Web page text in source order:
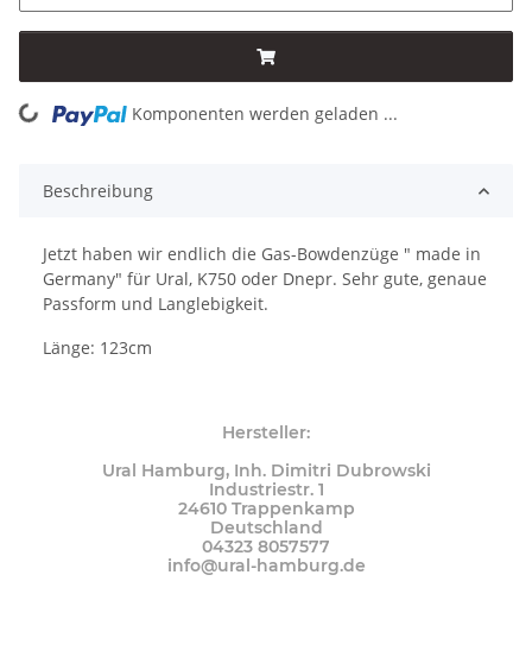
Loading... Komponenten werden geladen ...
Beschreibung
Jetzt haben wir endlich die Gas-Bowdenzüge " made in
Germany" für Ural, K750 oder Dnepr. Sehr gute, genaue
Passform und Langlebigkeit.
Länge: 123cm
Hersteller:
Ural Hamburg, Inh. Dimitri Dubrowski
Industriestr. 1
24610 Trappenkamp
Deutschland
04323 8057577
info@ural-hamburg.de